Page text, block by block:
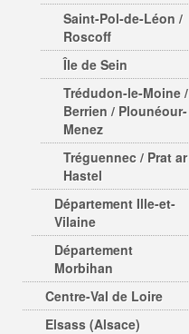
Saint-Pol-de-Léon /
Roscoff
Île de Sein
Trédudon-le-Moine /
Berrien / Plounéour-
Menez
Tréguennec / Prat ar
Hastel
Département Ille-et-
Vilaine
Département
Morbihan
Centre-Val de Loire
Elsass (Alsace)